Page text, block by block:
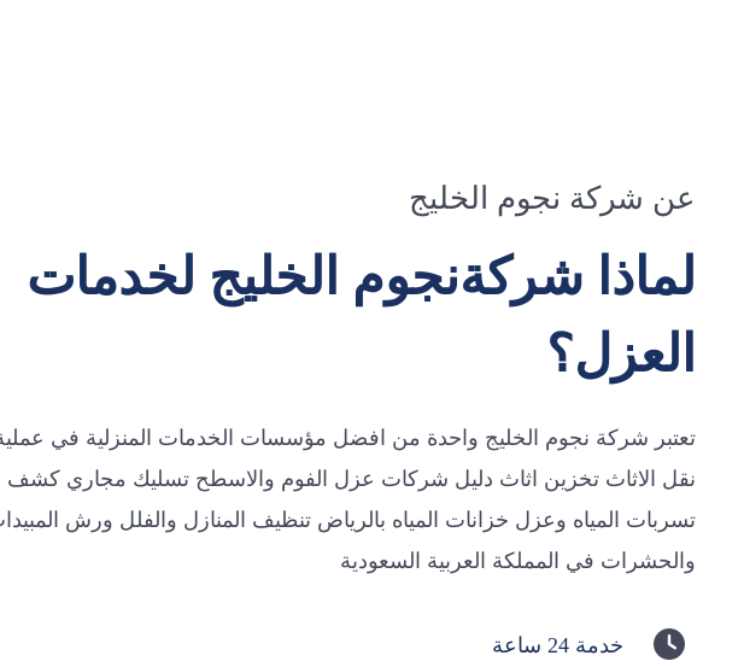
عن شركة نجوم الخليج
لماذا شركةنجوم الخليج لخدمات
العزل؟
تعتبر شركة نجوم الخليج واحدة من افضل مؤسسات الخدمات المنزلية في
نقل الاثاث تخزين اثاث دليل شركات عزل الفوم والاسطح تسليك مجاري كشف
تسربات المياه وعزل خزانات المياه بالرياض تنظيف المنازل والفلل ورش
والحشرات في المملكة العربية السعودية
خدمة 24 ساعة